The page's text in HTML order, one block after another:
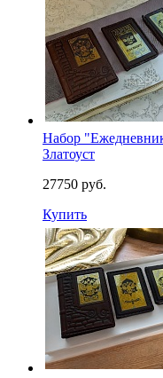
Набор
Златоуст
27750 руб.
Купить